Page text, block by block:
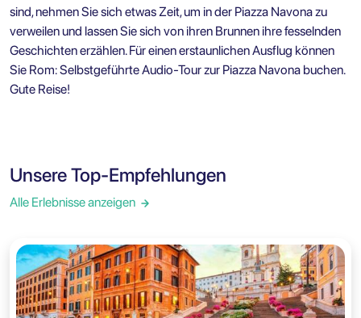
sind, nehmen Sie sich etwas Zeit, um in der Piazza Navona zu
verweilen und lassen Sie sich von ihren Brunnen ihre fesselnden
Geschichten erzählen. Für einen erstaunlichen Ausflug können
Sie Rom: Selbstgeführte Audio-Tour zur Piazza Navona buchen.
Gute Reise!
Unsere Top-Empfehlungen
Alle Erlebnisse anzeigen